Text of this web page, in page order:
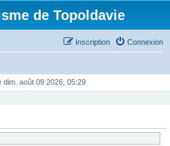
de Topoldavie
Connexion
Inscription
dim. août 09 2026, 05:29